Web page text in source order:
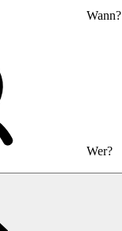
Wann?
Wer?